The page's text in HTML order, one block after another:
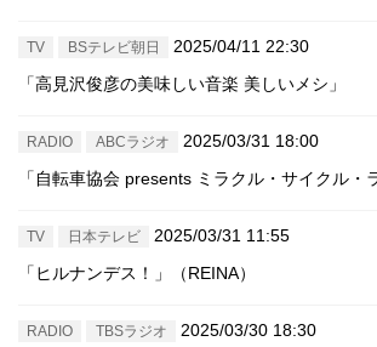
TV BSテレビ朝日
2025/04/11 22:30
「高見沢俊彦の美味しい音楽 美しいメシ」
RADIO ABCラジオ
2025/03/31 18:00
「自転車協会 presents ミラクル・サイクル・
TV 日本テレビ
2025/03/31 11:55
「ヒルナンデス！」（REINA）
RADIO TBSラジオ
2025/03/30 18:30